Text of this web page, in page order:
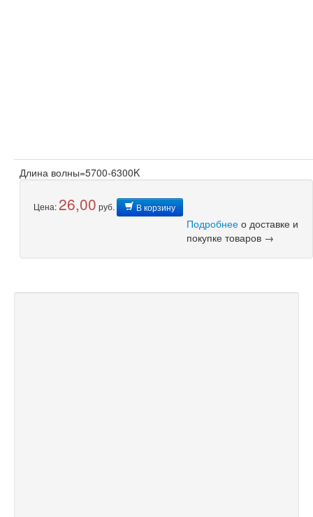
Длина волны=5700-6300K
Цена: 26,00 руб. В корзину
Подробнее о доставке и
покупке товаров →